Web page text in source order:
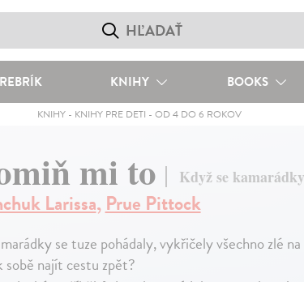
REBRÍK KNIHY BOOKS
KNIHY- KNIHY PRE DETI - OD 4 DO 6 ROKOV
mi to Když se
Larissa,Prue Pittock
se tuze pohádaly, vykřičely všechno zlé
sobě najít cestu zpět?